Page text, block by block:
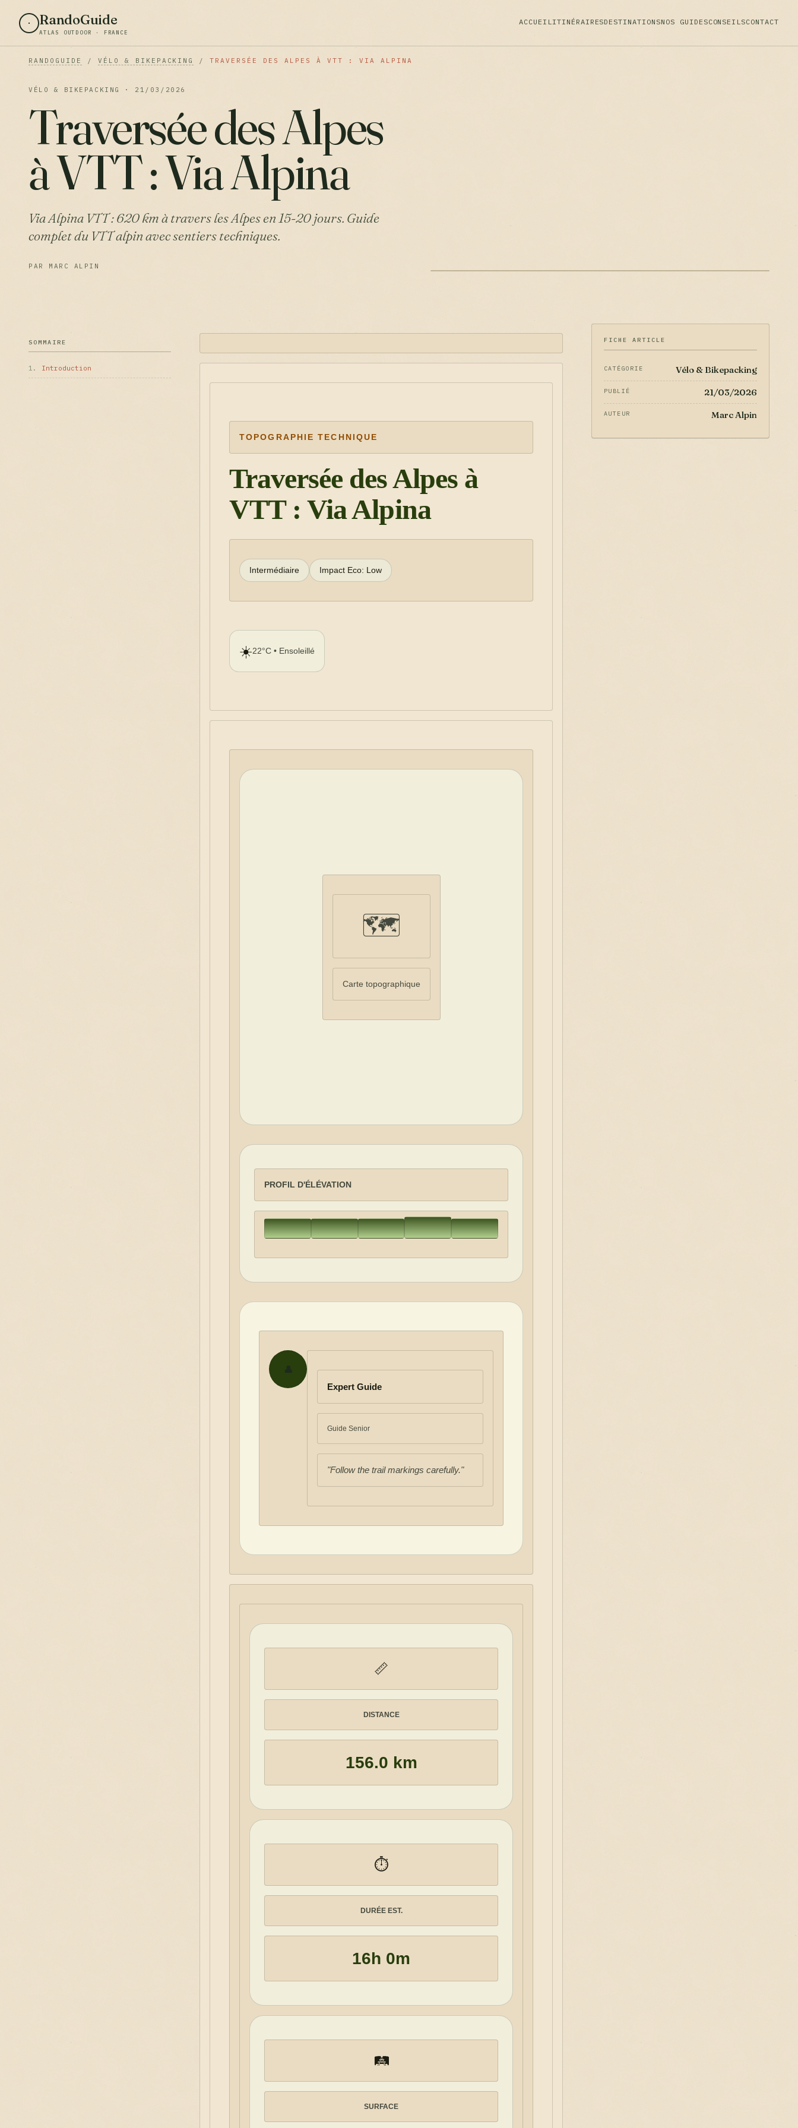
RandoGuide
ATLAS OUTDOOR · FRANCE
ACCUEILITINÉRAIRESDESTINATIONSNOS GUIDESCONSEILSCONTACT
RANDOGUIDE / VÉLO & BIKEPACKING /TRAVERSÉE DES ALPES À VTT : VIA ALPINA
VÉLO & BIKEPACKING · 21/03/2026
Traversée des Alpes
à VTT : Via Alpina
Via Alpina VTT : 620 km à travers les Alpes en 15-20 jours. Guide
complet du VTT alpin avec sentiers techniques.
PAR MARC ALPIN
SOMMAIRE
1. Introduction
TOPOGRAPHIE TECHNIQUE
Traversée des Alpes à
VTT : Via Alpina
Intermédiaire Impact Eco: Low
☀️22°C • Ensoleillé
🗺️
Carte topographique
PROFIL D'ÉLÉVATION
Expert Guide
Guide Senior
"Follow the trail markings carefully."
📏
DISTANCE
156.0 km
⏱️
DURÉE EST.
16h 0m
🛤️
SURFACE
FICHE ARTICLE
CATÉGORIE Vélo & Bikepacking
PUBLIÉ 21/03/2026
AUTEUR Marc Alpin